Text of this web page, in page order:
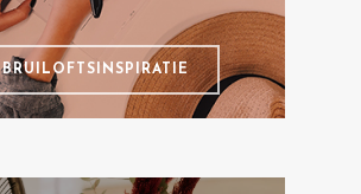
BRUILOFTSINSPIRATIE